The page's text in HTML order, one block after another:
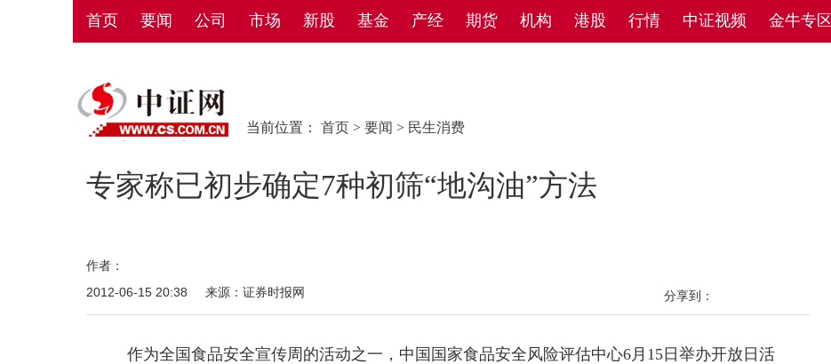
首页 要闻 公司 市场 新股 基金 产经 期货 机构 港股 行情 中证视频 金牛专区
当前位置： 首页 > 要闻 > 民生消费
专家称已初步确定7种初筛“地沟油”方法
作者：
2012-06-15 20:38
来源：证券时报网 分享到：
作为全国食品安全宣传周的活动之一，中国国家食品安全风险评估中心6月15日举办开放日活